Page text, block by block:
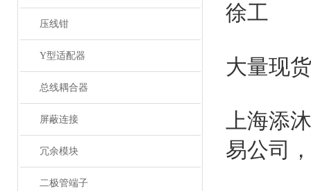
压线钳
Y型适配器
总线耦合器
屏蔽连接
冗余模块
二极管端子
徐工
大量现
上海添
易公司